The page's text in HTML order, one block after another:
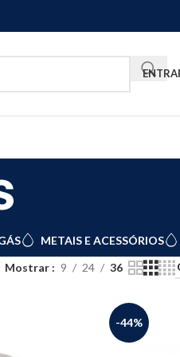
METAIS E ACESSÓRIOS
Mostrar 9 24 36
-44%